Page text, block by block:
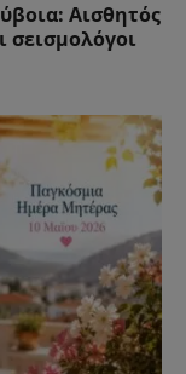
Αισθητός
σεισμολόγοι